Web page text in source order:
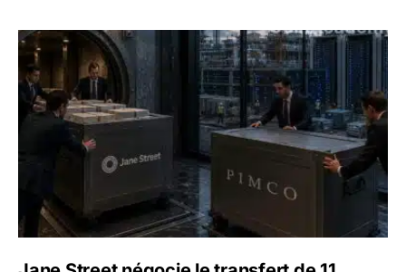
Jane Street négocie le transfert de 11 milliards de